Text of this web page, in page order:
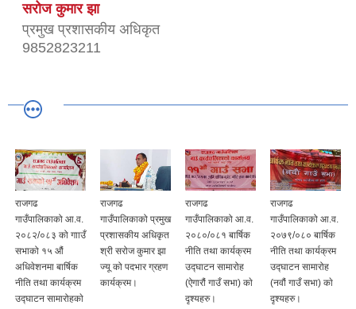
सरोज कुमार झा
प्रमुख प्रशासकीय अधिकृत
9852823211
राजगढ
गाउँपालिकाको आ.व.
२०८२/०८३ को गााउँ
सभाको १५ औं
अधिवेशनमा बार्षिक
नीति तथा कार्यक्रम
उद्घाटन सामारोहकाे
राजगढ
गाउँपालिकाको प्रमुख
प्रशासकीय अधिकृत
श्री सरोज कुमार झा
ज्यू को पदभार ग्रहण
कार्यक्रम।
राजगढ
गाउँपालिकाको आ.व.
२०८०/०८१ बार्षिक
नीति तथा कार्यक्रम
उद्घाटन सामारोह
(ऐगारौं गाउँ सभा) काे
दृश्यहरु।
राजगढ
गाउँपालिकाको आ.व.
२०७९/०८० बार्षिक
नीति तथा कार्यक्रम
उद्घाटन सामारोह
(नवौं गाउँ सभा) काे
दृश्यहरु।